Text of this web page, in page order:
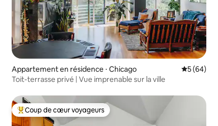
Appartement en résidence ⋅ Chicago
5 (64)
Toit-terrasse privé | Vue imprenable sur la ville
Coups de cœur voyageurs les plus appréciés
Coup de cœur voyageurs